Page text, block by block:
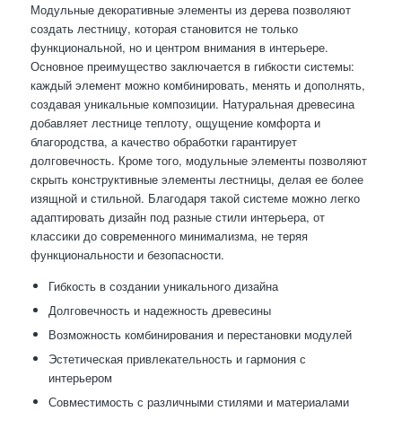
Модульные декоративные элементы из дерева позволяют
создать лестницу, которая становится не только
функциональной, но и центром внимания в интерьере.
Основное преимущество заключается в гибкости системы:
каждый элемент можно комбинировать, менять и дополнять,
создавая уникальные композиции. Натуральная древесина
добавляет лестнице теплоту, ощущение комфорта и
благородства, а качество обработки гарантирует
долговечность. Кроме того, модульные элементы позволяют
скрыть конструктивные элементы лестницы, делая ее более
изящной и стильной. Благодаря такой системе можно легко
адаптировать дизайн под разные стили интерьера, от
классики до современного минимализма, не теряя
функциональности и безопасности.
Гибкость в создании уникального дизайна
Долговечность и надежность древесины
Возможность комбинирования и перестановки модулей
Эстетическая привлекательность и гармония с
интерьером
Совместимость с различными стилями и материалами